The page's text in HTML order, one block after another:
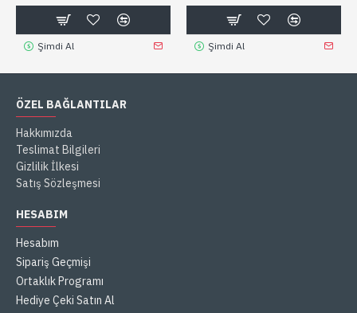
Şimdi Al Şimdi Al
ÖZEL BAĞLANTILAR
Hakkımızda
Teslimat Bilgileri
Gizlilik İlkesi
Satış Sözleşmesi
HESABIM
Hesabım
Sipariş Geçmişi
Ortaklık Programı
Hediye Çeki Satın Al